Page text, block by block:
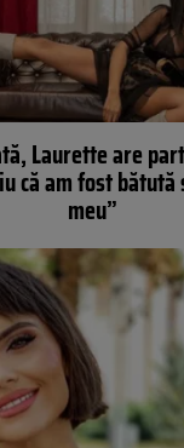
Laurette are
că am fost
meu”